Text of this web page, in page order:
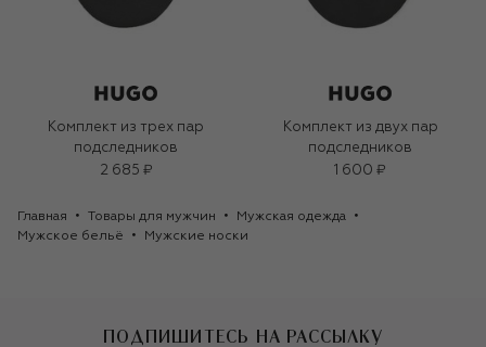
Комплект из трех пар
подследников
2 685 ₽
Комплект из двух пар
подследников
1 600 ₽
Главная Товары для мужчин
Мужская одежда
Мужское бельё
Мужские носки
ПОДПИШИТЕСЬ НА РАССЫЛКУ